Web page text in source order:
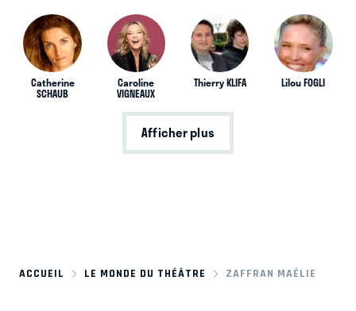
Catherine
SCHAUB
Caroline
VIGNEAUX
Thierry KLIFA Lilou FOGLI
Afficher plus
ACCUEIL LE MONDE DU THÉÂTRE ZAFFRAN MAÉLIE